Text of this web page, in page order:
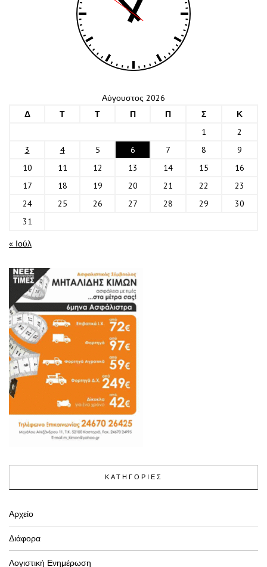
Αύγουστος 2026
Δ
Τ Τ Π Π Σ
Κ
1
2
3
4 5 6 7 8
9
10
11 12 13 14 15
16
17
18 19 20 21 22
23
24
25 26 27 28 29
30
31
« Ιούλ
ΚΑΤΗΓΟΡΙΕΣ
Αρχείο
Διάφορα
Λογιστική Ενημέρωση